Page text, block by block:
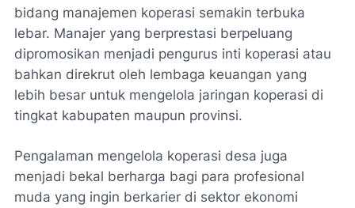
bidang manajemen koperasi semakin terbuka
lebar. Manajer yang berprestasi berpeluang
dipromosikan menjadi pengurus inti koperasi atau
bahkan direkrut oleh lembaga keuangan yang
lebih besar untuk mengelola jaringan koperasi di
tingkat kabupaten maupun provinsi.
Pengalaman mengelola koperasi desa juga
menjadi bekal berharga bagi para profesional
muda yang ingin berkarier di sektor ekonomi